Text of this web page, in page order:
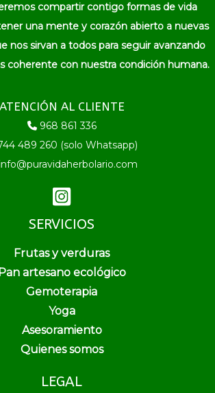
compartir contigo formas de vida
una mente y corazón abierto a nuevas
nos sirvan a todos para seguir avanzando
coherente con nuestra condición humana.
ATENCIÓN AL CLIENTE
968 861 336
489 260 (solo Whatsapp)
SERVICIOS
Frutas y verduras
Pan artesano ecológico
Gemoterapia
Yoga
Asesoramiento
Quienes somos
LEGAL